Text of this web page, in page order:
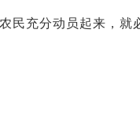
民充分动员起来，就